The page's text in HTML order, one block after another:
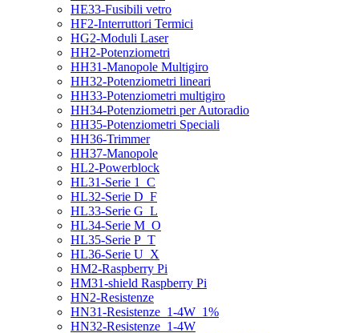
HE33-Fusibili vetro
HF2-Interruttori Termici
HG2-Moduli Laser
HH2-Potenziometri
HH31-Manopole Multigiro
HH32-Potenziometri lineari
HH33-Potenziometri multigiro
HH34-Potenziometri per Autoradio
HH35-Potenziometri Speciali
HH36-Trimmer
HH37-Manopole
HL2-Powerblock
HL31-Serie 1_C
HL32-Serie D_F
HL33-Serie G_L
HL34-Serie M_O
HL35-Serie P_T
HL36-Serie U_X
HM2-Raspberry Pi
HM31-shield Raspberry Pi
HN2-Resistenze
HN31-Resistenze_1-4W_1%
HN32-Resistenze_1-4W